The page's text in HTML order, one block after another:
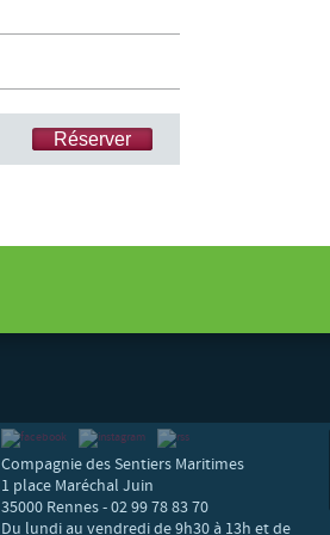
Réserver
Compagnie des Sentiers Maritimes
1 place Maréchal Juin
35000 Rennes - 02 99 78 83 70
Du lundi au vendredi de 9h30 à 13h et de